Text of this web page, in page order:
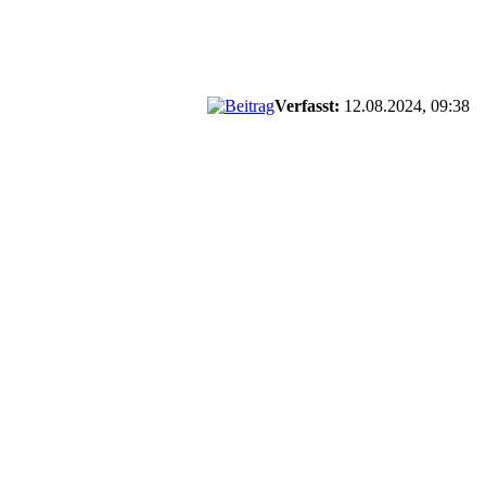
Verfasst: 12.08.2024, 09:38